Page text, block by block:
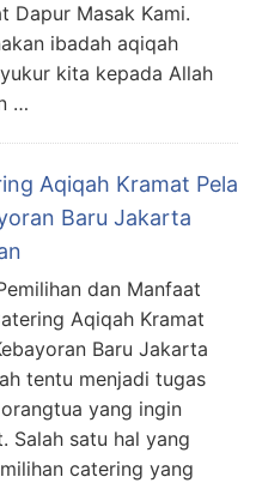
Dapur Masak Kami.
ibadah aqiqah
kita kepada Allah
…
Aqiqah Kramat Pela
Baru Jakarta
dan Manfaat
Aqiqah Kramat
Baru Jakarta
tentu menjadi tugas
yang ingin
Salah satu hal yang
catering yang